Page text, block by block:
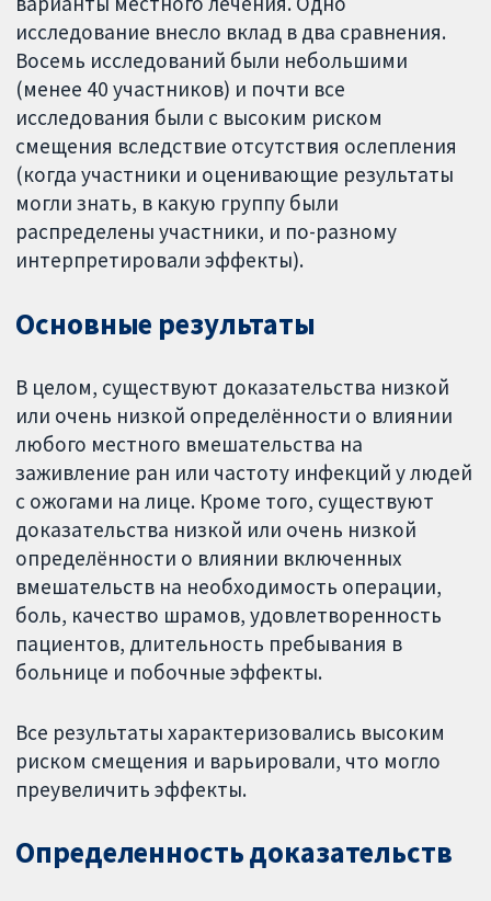
исследование внесло вклад в два сравнения.
Восемь исследований были небольшими
(менее 40 участников) и почти все
исследования были с высоким риском
смещения вследствие отсутствия ослепления
(когда участники и оценивающие результаты
могли знать, в какую группу были
распределены участники, и по-разному
интерпретировали эффекты).
Основные результаты
В целом, существуют доказательства низкой
или очень низкой определённости о влиянии
любого местного вмешательства на
заживление ран или частоту инфекций у людей
с ожогами на лице. Кроме того, существуют
доказательства низкой или очень низкой
определённости о влиянии включенных
вмешательств на необходимость операции,
боль, качество шрамов, удовлетворенность
пациентов, длительность пребывания в
больнице и побочные эффекты.
Все результаты характеризовались высоким
риском смещения и варьировали, что могло
преувеличить эффекты.
Определенность доказательств